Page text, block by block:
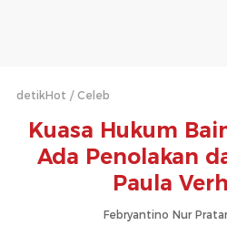
detikHot Celeb
Kuasa Hukum
Ada Penolakan
Paula
Febryantino Nur